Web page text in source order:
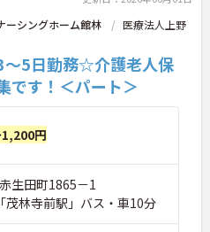
ーシングホーム館林
医療法人上野
～5日勤務☆介護老人保
です！＜パート＞
円
生田町1865－1
茂林寺前駅」バス・車10分